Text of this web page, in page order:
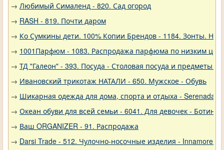
→ Любимый Сималенд - 820. Сад огород
→ RASH - 819. Почти даром
→ Ко Сумкины дети. 100% Копии Брендов - 1184. Зонты.
→ 1001Парфюм - 1083. Распродажа парфюма по низким
→ ТД "Галеон" - 393. Посуда - Столовая посуда и предметы
→ Ивановский трикотаж НАТАЛИ - 650. Мужское - Обувь
→ Шикарная одежда для дома, спорта и отдыха - Serenada
→ Океан обуви для всей семьи - 6041. Для девочек - Ботинки
→ Ваш ORGANIZER - 91. Распродажа
→ Darsi Trade - 512. Чулочно-носочные изделия - Innamore